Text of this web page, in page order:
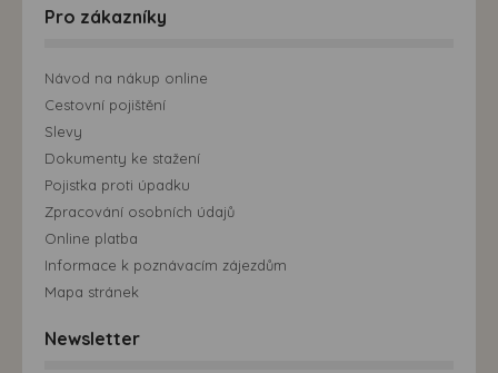
Pro zákazníky
Návod na nákup online
Cestovní pojištění
Slevy
Dokumenty ke stažení
Pojistka proti úpadku
Zpracování osobních údajů
Online platba
Informace k poznávacím zájezdům
Mapa stránek
Newsletter